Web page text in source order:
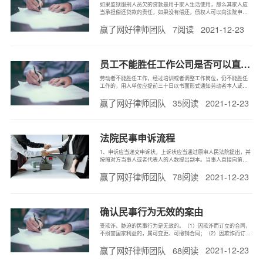
如果监狱服刑人员欠的贷款是用于家人生活使用，那么其家人应
当承担偿还贷款的责任，如果没有偿还，债权人可以向法院申请
赢了网好律师团队 7阅读 2021-12-23
员工不能胜任工作公司是否可以直接解除劳动合同
劳动者不能胜任工作，经过培训或者调整工作岗位，仍不能胜任
工作的，用人单位应提前三十日以书面形式通知劳动者本人或者
赢了网好律师团队 35阅读 2021-12-23
法院民事申诉流程
1、申诉应当递交申诉状。上诉状应当通过原审人民法院提出，并
按照对方当事人或者代表人的人数提出副本。当事人直接向第二
原审人民法院。2、当事人不服地方人民法院第一审判决的，有权
在判决书送达之日起十五日内向上一级人民法院提起上诉。当事
赢了网好律师团队 78阅读 2021-12-23
确认民事行为无效的案由
受欺诈、胁迫的民事行为是无效的。（1）因欺诈而订立的合同，
不损害国家利益的，属可变更、可撤销合同；（2）因欺诈而订立
因欺诈而实施的单方民事行为，属于无效民事行为
赢了网好律师团队 68阅读 2021-12-23